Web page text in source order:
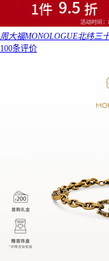
周大福MONOLOGUE北纬三
100条评价